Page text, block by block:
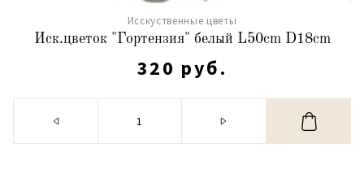
Исскуственные цветы
Иск.цветок "Гортензия" белый L50cm D18cm
320 руб.